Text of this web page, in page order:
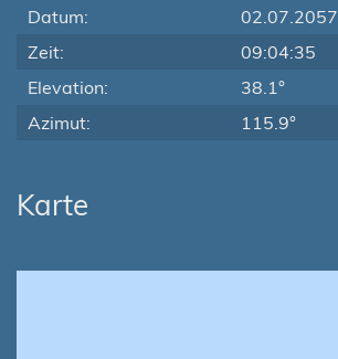
Datum:
02.07.2057
Zeit:
09:04:35
Elevation:
38.1°
Azimut:
115.9°
Karte